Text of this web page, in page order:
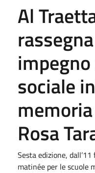
Al
sociale
Rosa
Sesta edizione,
matinée per le scuole